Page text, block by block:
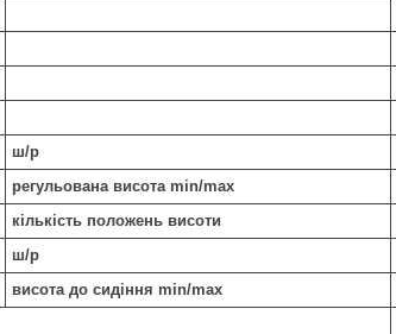
ш/р
регульована висота min/max
кількість положень висоти
ш/р
висота до сидіння min/max